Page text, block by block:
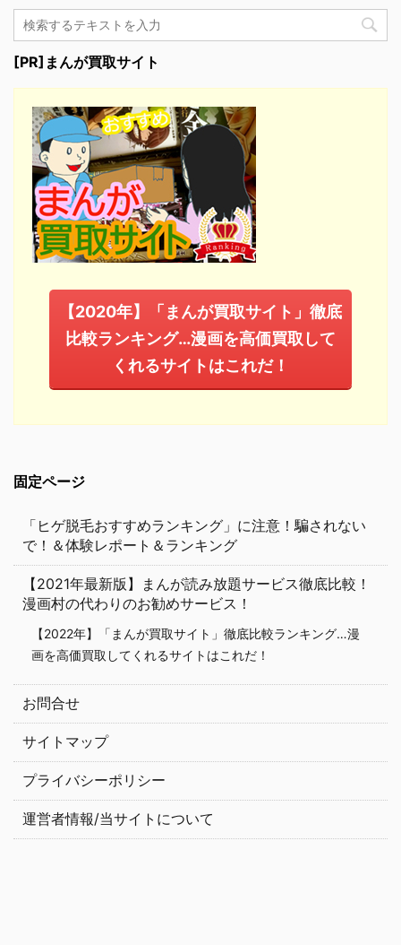
[PR]まんが買取サイト
【2020年】「まんが買取サイト」徹底
比較ランキング…漫画を高価買取して
くれるサイトはこれだ！
固定ページ
「ヒゲ脱毛おすすめランキング」に注意！騙されない
で！＆体験レポート＆ランキング
【2021年最新版】まんが読み放題サービス徹底比較！
漫画村の代わりのお勧めサービス！
【2022年】「まんが買取サイト」徹底比較ランキング…漫
画を高価買取してくれるサイトはこれだ！
お問合せ
サイトマップ
プライバシーポリシー
運営者情報/当サイトについて